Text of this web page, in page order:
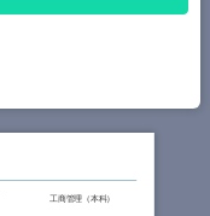
工商管理（本科）